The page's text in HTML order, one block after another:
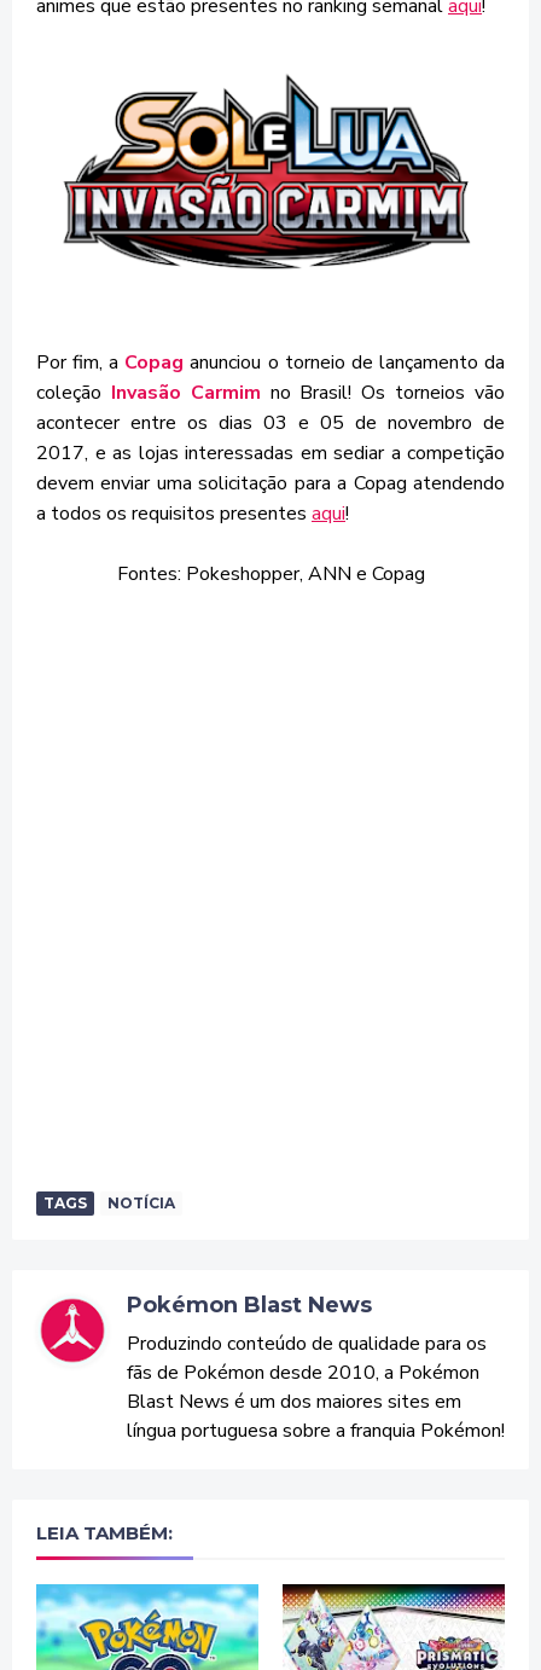
animes que estão presentes no ranking semanalaqui!
Por fim, a Copag anunciou o torneio de lançamento da
coleção Invasão Carmim no Brasil! Os torneios vão
acontecer entre os dias 03 e 05 de novembro de
2017, e as lojas interessadas em sediar a competição
devem enviar uma solicitação para a Copag atendendo
a todos os requisitos presentes aqui!
Fontes: Pokeshopper, ANN e Copag
TAGS NOTÍCIA
Pokémon Blast News
Produzindo conteúdo de qualidade para os
fãs de Pokémon desde 2010, a Pokémon
Blast News é um dos maiores sites em
língua portuguesa sobre a franquia Pokémon!
LEIA TAMBÉM: